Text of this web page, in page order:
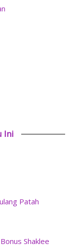
Ini
Patah
Shaklee